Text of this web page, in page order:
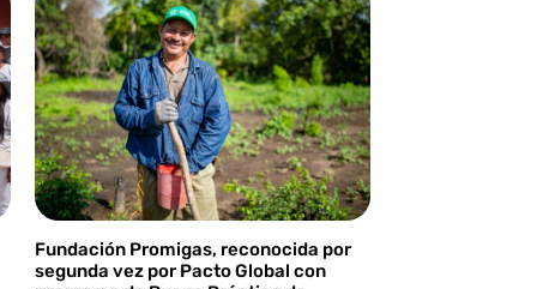
Fundación Promigas, reconocida por
segunda vez por Pacto Global con